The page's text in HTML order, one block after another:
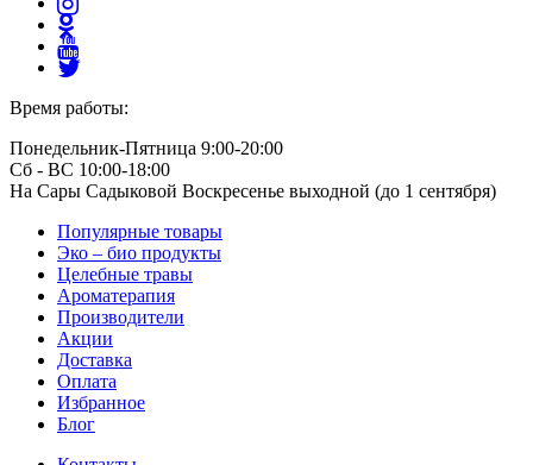
Время работы:
Понедельник-Пятница 9:00-20:00
Сб - ВС 10:00-18:00
На Сары Садыковой Воскресенье выходной (до 1 сентября)
Популярные товары
Эко – био продукты
Целебные травы
Ароматерапия
Производители
Акции
Доставка
Оплата
Избранное
Блог